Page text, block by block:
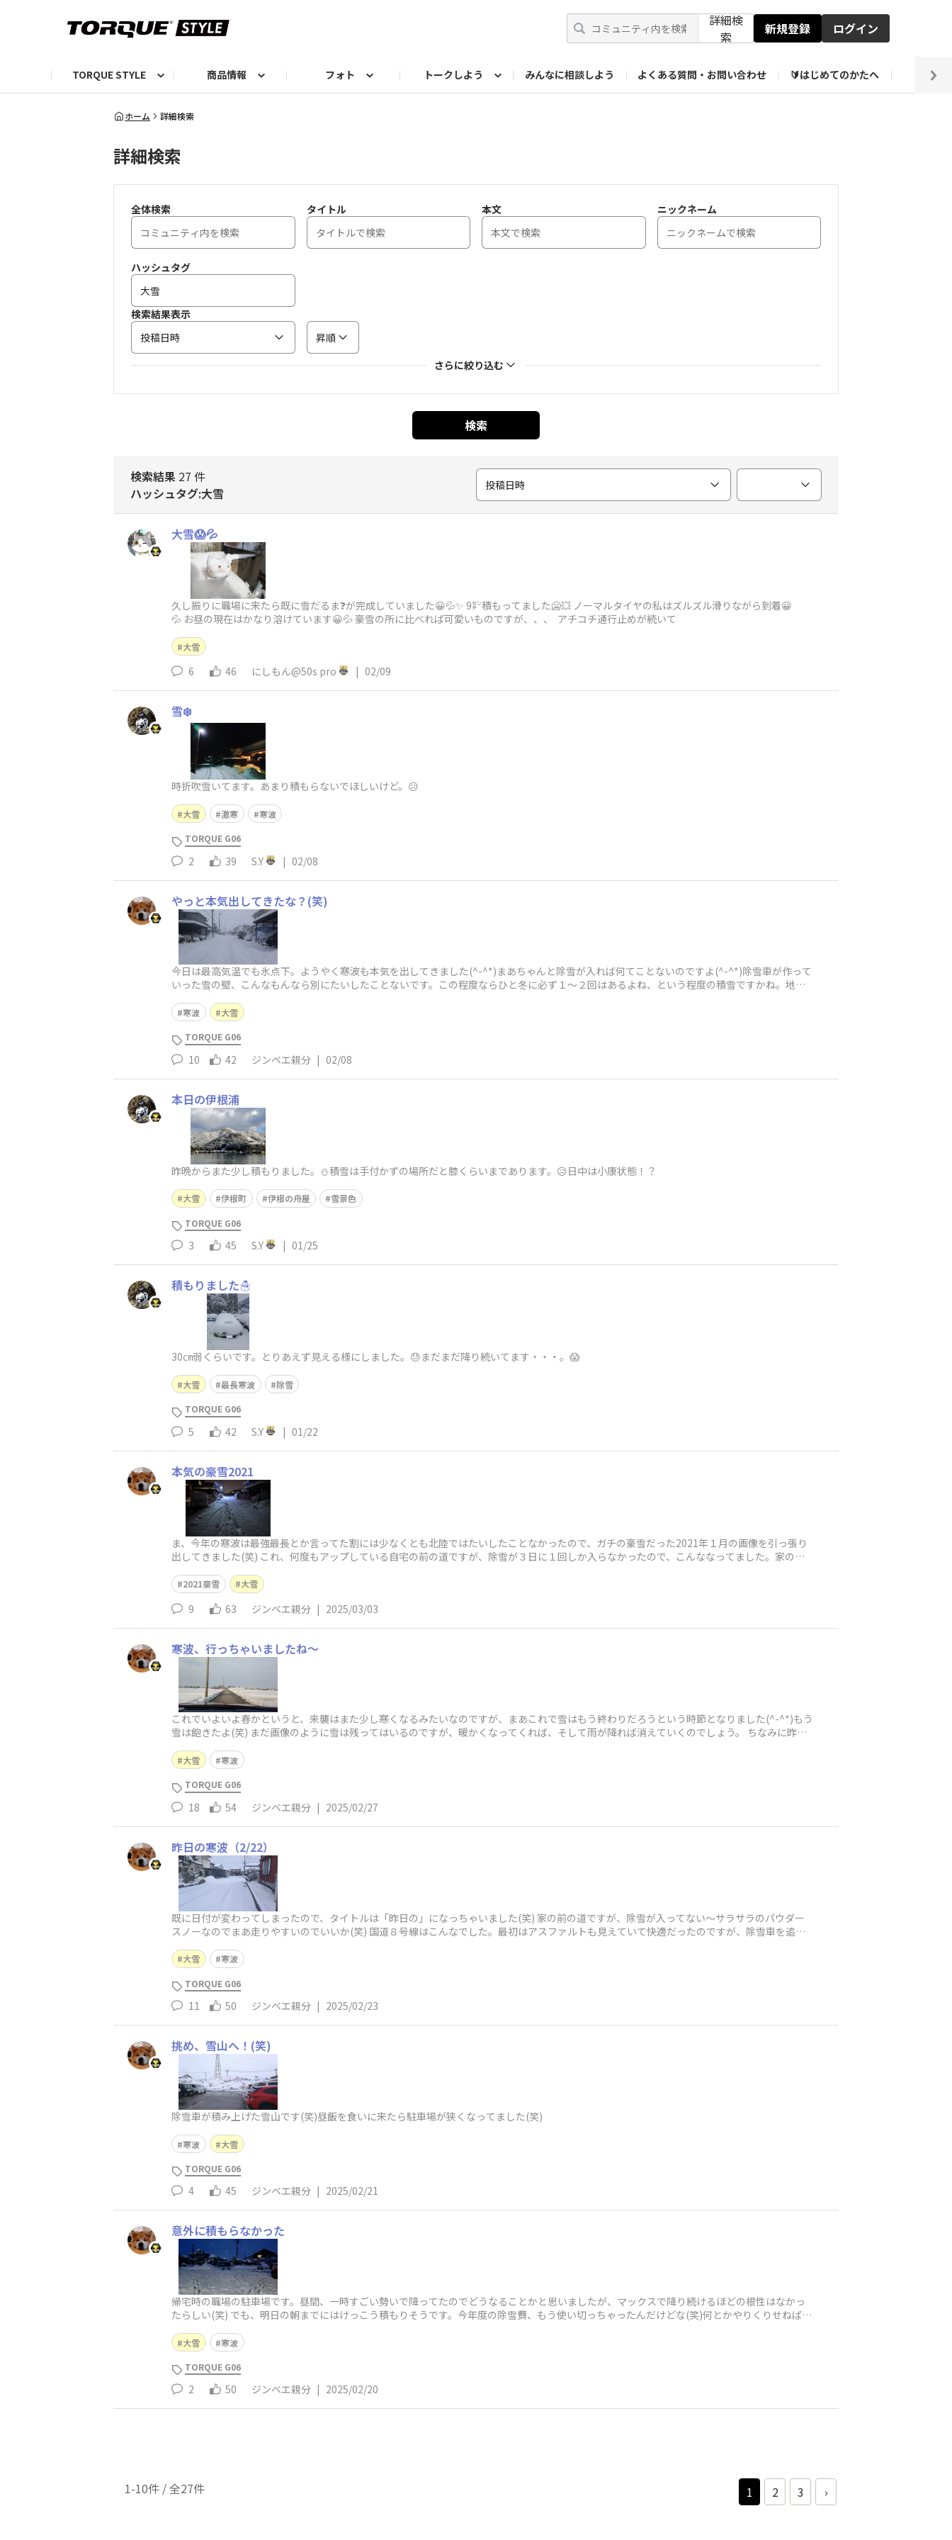
詳細検
索
新規登録 ログイン
TORQUE STYLE
お知らせ TORQUIZ【投票企画】
商品情報
TORQUEニュース
フォト
TORQUEフォト
トークしよう
自己紹介しよう
みんなに相談しよう よくある質問・お問い合わせ 🔰はじめてのかたへ 編集
編集部の日常フォト
ホーム 詳細検索
詳細検索
全体検索 タイトル 本文 ニックネーム
ハッシュタグ
検索結果表示
投稿日時
昇順
さらに絞り込む
検索
検索結果 27 件
ハッシュタグ:大雪
投稿日時
大雪😱💦
久し振りに職場に来たら既に雪だるま❓️が完成していました😀💦✨ 9㌢積もってました🥶💥 ノーマルタイヤの私はズルズル滑りながら到着😀
💦 お昼の現在はかなり溶けています😀💦 豪雪の所に比べれば可愛いものですが、、、 アチコチ通行止めが続いて
大雪
6 46 にしもん@50s pro | 02/09
雪❄️
時折吹雪いてます。あまり積もらないでほしいけど。😥
大雪 激寒 寒波
TORQUE G06
2 39 S.Y | 02/08
やっと本気出してきたな？(笑)
今日は最高気温でも氷点下。ようやく寒波も本気を出してきました(^-^*)まあちゃんと除雪が入れば何てことないのですよ(^-^*)除雪車が作って
いった雪の壁、こんなもんなら別にたいしたことないです。この程度ならひと冬に必ず１～２回はあるよね、という程度の積雪ですかね。地域
寒波 大雪
TORQUE G06
10 42 ジンベエ親分 | 02/08
本日の伊根浦
昨晩からまた少し積もりました。⛄積雪は手付かずの場所だと膝くらいまであります。😥日中は小康状態！？
大雪 伊根町 伊根の舟屋 雪景色
TORQUE G06
3 45 S.Y | 01/25
積もりました☃️
30㎝弱くらいです。とりあえず見える様にしました。😓まだまだ降り続いてます・・・。😱
大雪 最長寒波 除雪
TORQUE G06
5 42 S.Y | 01/22
本気の豪雪2021
ま、今年の寒波は最強最長とか言ってた割には少なくとも北陸ではたいしたことなかったので、ガチの豪雪だった2021年１月の画像を引っ張り
出してきました(笑) これ、何度もアップしている自宅の前の道ですが、除雪が３日に１回しか入らなかったので、こんななってました。家の車
2021豪雪 大雪
9 63 ジンベエ親分 | 2025/03/03
寒波、行っちゃいましたね～
これでいよいよ春かというと、来襲はまた少し寒くなるみたいなのですが、まあこれで雪はもう終わりだろうという時節となりました(^-^*)もう
雪は飽きたよ(笑) まだ画像のように雪は残ってはいるのですが、暖かくなってくれば、そして雨が降れば消えていくのでしょう。 ちなみに昨
大雪 寒波
TORQUE G06
18 54 ジンベエ親分 | 2025/02/27
昨日の寒波（2/22）
既に日付が変わってしまったので、タイトルは「昨日の」になっちゃいました(笑) 家の前の道ですが、除雪が入ってない～サラサラのパウダー
スノーなのでまあ走りやすいのでいいか(笑) 国道８号線はこんなでした。最初はアスファルトも見えていて快適だったのですが、除雪車を追い
大雪 寒波
TORQUE G06
11 50 ジンベエ親分 | 2025/02/23
挑め、雪山へ！(笑)
除雪車が積み上げた雪山です(笑)昼飯を食いに来たら駐車場が狭くなってました(笑)
寒波 大雪
TORQUE G06
4 45 ジンベエ親分 | 2025/02/21
意外に積もらなかった
帰宅時の職場の駐車場です。昼間、一時すごい勢いで降ってたのでどうなることかと思いましたが、マックスで降り続けるほどの根性はなかっ
たらしい(笑) でも、明日の朝までにはけっこう積もりそうです。今年度の除雪費、もう使い切っちゃったんだけどな(笑)何とかやりくりせねばね
大雪 寒波
TORQUE G06
2 50 ジンベエ親分 | 2025/02/20
1-10件 / 全27件 1 2 3 ›